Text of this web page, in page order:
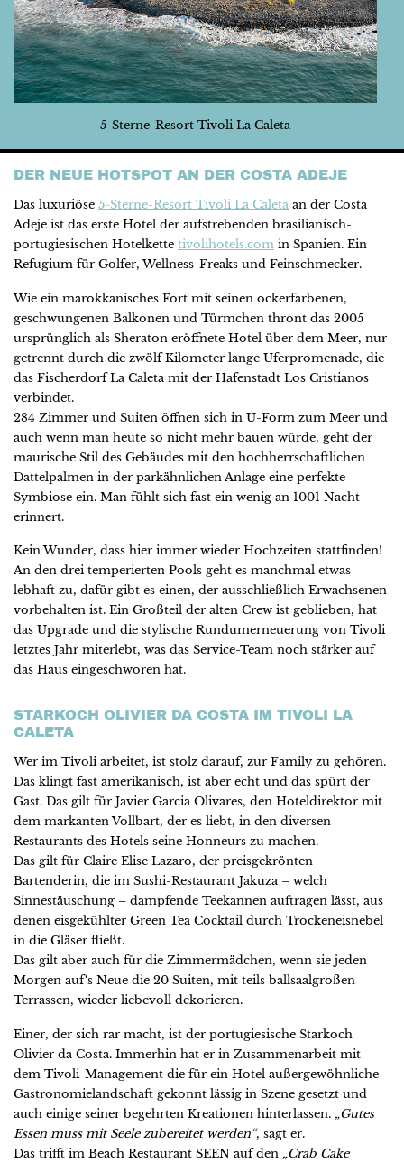
5-Sterne-Resort Tivoli La Caleta
DER NEUE HOTSPOT AN DER COSTA ADEJE
Das luxuriöse 5-Sterne-Resort Tivoli La Caleta an der Costa
Adeje ist das erste Hotel der aufstrebenden brasilianisch-
portugiesischen Hotelkette tivolihotels.com in Spanien. Ein
Refugium für Golfer, Wellness-Freaks und Feinschmecker.
Wie ein marokkanisches Fort mit seinen ockerfarbenen,
geschwungenen Balkonen und Türmchen thront das 2005
ursprünglich als Sheraton eröffnete Hotel über dem Meer, nur
getrennt durch die zwölf Kilometer lange Uferpromenade, die
das Fischerdorf La Caleta mit der Hafenstadt Los Cristianos
verbindet.
284 Zimmer und Suiten öffnen sich in U-Form zum Meer und
auch wenn man heute so nicht mehr bauen würde, geht der
maurische Stil des Gebäudes mit den hochherrschaftlichen
Dattelpalmen in der parkähnlichen Anlage eine perfekte
Symbiose ein. Man fühlt sich fast ein wenig an 1001 Nacht
erinnert.
Kein Wunder, dass hier immer wieder Hochzeiten stattfinden!
An den drei temperierten Pools geht es manchmal etwas
lebhaft zu, dafür gibt es einen, der ausschließlich Erwachsenen
vorbehalten ist. Ein Großteil der alten Crew ist geblieben, hat
das Upgrade und die stylische Rundumerneuerung von Tivoli
letztes Jahr miterlebt, was das Service-Team noch stärker auf
das Haus eingeschworen hat.
STARKOCH OLIVIER DA COSTA IM TIVOLI LA
CALETA
Wer im Tivoli arbeitet, ist stolz darauf, zur Family zu gehören.
Das klingt fast amerikanisch, ist aber echt und das spürt der
Gast. Das gilt für Javier Garcia Olivares, den Hoteldirektor mit
dem markanten Vollbart, der es liebt, in den diversen
Restaurants des Hotels seine Honneurs zu machen.
Das gilt für Claire Elise Lazaro, der preisgekrönten
Bartenderin, die im Sushi-Restaurant Jakuza – welch
Sinnestäuschung – dampfende Teekannen auftragen lässt, aus
denen eisgekühlter Green Tea Cocktail durch Trockeneisnebel
in die Gläser fließt.
Das gilt aber auch für die Zimmermädchen, wenn sie jeden
Morgen auf‘s Neue die 20 Suiten, mit teils ballsaalgroßen
Terrassen, wieder liebevoll dekorieren.
Einer, der sich rar macht, ist der portugiesische Starkoch
Olivier da Costa. Immerhin hat er in Zusammenarbeit mit
dem Tivoli-Management die für ein Hotel außergewöhnliche
Gastronomielandschaft gekonnt lässig in Szene gesetzt und
auch einige seiner begehrten Kreationen hinterlassen. „Gutes
Essen muss mit Seele zubereitet werden“, sagt er.
Das trifft im Beach Restaurant SEEN auf den „Crab Cake